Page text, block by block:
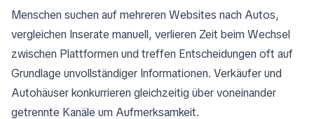
Menschen suchen auf mehreren Websites nach Autos,
vergleichen Inserate manuell, verlieren Zeit beim Wechsel
zwischen Plattformen und treffen Entscheidungen oft auf
Grundlage unvollständiger Informationen. Verkäufer und
Autohäuser konkurrieren gleichzeitig über voneinander
getrennte Kanäle um Aufmerksamkeit.